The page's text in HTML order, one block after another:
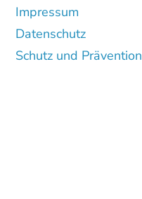
Impressum
Datenschutz
Schutz und Prävention